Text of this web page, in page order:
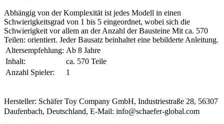
Abhängig von der Komplexität ist jedes Modell in einen
Schwierigkeitsgrad von 1 bis 5 eingeordnet, wobei sich die
Schwierigkeit vor allem an der Anzahl der Bausteine Mit ca. 570
Teilen: orientiert. Jeder Bausatz beinhaltet eine bebilderte Anleitung.
Altersempfehlung: Ab 8 Jahre
Inhalt:
ca. 570 Teile
Anzahl Spieler:
1
Hersteller: Schäfer Toy Company GmbH, Industriestraße 28, 56307
Daufenbach, Deutschland, E-Mail: info@schaefer-global.com